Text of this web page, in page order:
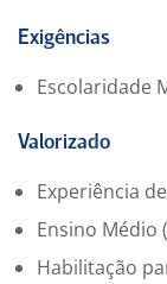
Executar o
prateleiras e
Afixar
buscando
produtos
Remover e
Exigências
Escolaridade
Valorizado
Experiência
Ensino Médio
Habilitação